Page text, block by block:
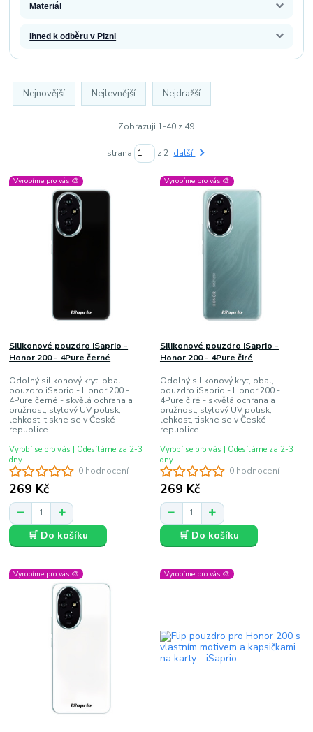
Materiál
Ihned k odběru v Plzni
Nejnovější Nejlevnější Nejdražší
Zobrazuji 1-40 z 49
strana z 2 další
Vyrobíme pro vás 🎨
0 hodnocení
Silikonové pouzdro iSaprio -
Honor 200 - 4Pure černé
Odolný silikonový kryt, obal,
pouzdro iSaprio - Honor 200 -
4Pure černé - skvělá ochrana a
pružnost, stylový UV potisk,
lehkost, tiskne se v České
republice
269 Kč
Vyrobí se pro vás | Odesíláme za 2-3
dny
🛒 Do košíku
Vyrobíme pro vás 🎨
0 hodnocení
Silikonové pouzdro iSaprio -
Honor 200 - 4Pure čiré
Odolný silikonový kryt, obal,
pouzdro iSaprio - Honor 200 -
4Pure čiré - skvělá ochrana a
pružnost, stylový UV potisk,
lehkost, tiskne se v České
republice
269 Kč
Vyrobí se pro vás | Odesíláme za 2-3
dny
🛒 Do košíku
Vyrobíme pro vás 🎨 Vyrobíme pro vás 🎨